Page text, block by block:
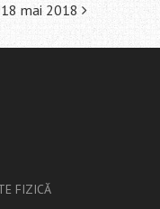
18 mai 2018
FIZICĂ